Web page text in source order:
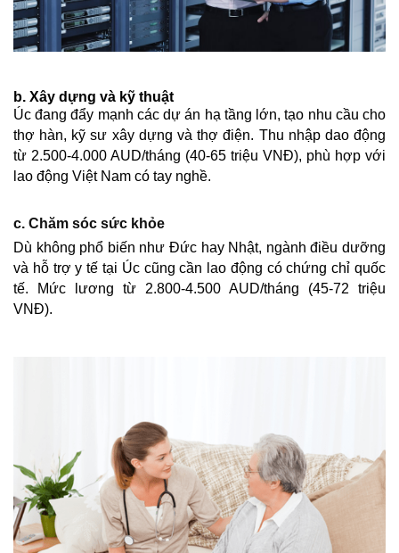
b. Xây dựng và kỹ thuật
Úc đang đẩy mạnh các dự án hạ tầng lớn, tạo nhu cầu cho
thợ hàn, kỹ sư xây dựng và thợ điện. Thu nhập dao động
từ 2.500-4.000 AUD/tháng (40-65 triệu VNĐ), phù hợp với
lao động Việt Nam có tay nghề.
c. Chăm sóc sức khỏe
Dù không phổ biến như Đức hay Nhật, ngành điều dưỡng
và hỗ trợ y tế tại Úc cũng cần lao động có chứng chỉ quốc
tế. Mức lương từ 2.800-4.500 AUD/tháng (45-72 triệu
VNĐ).